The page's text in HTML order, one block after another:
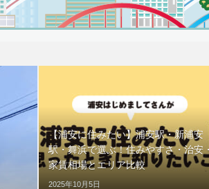
【浦安に住みたい】浦安駅・新浦安
駅・舞浜で選ぶ！住みやすさ・治安
家賃相場とエリア比較
2025年10月5日